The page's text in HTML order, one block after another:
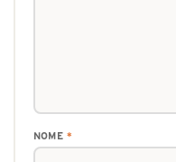
NOME *